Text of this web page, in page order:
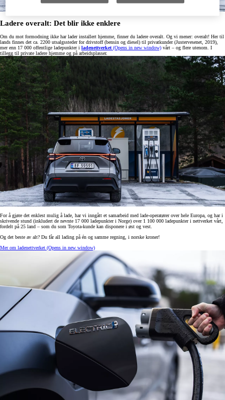
Ladere overalt: Det blir ikke enklere
Om du mot formodning ikke har lader installert hjemme, finner du ladere overalt. Og vi mener: overalt! Her til
lands finnes det ca. 2200 utsalgssteder for drivstoff (bensin og diesel) til privatkunder (Justervesenet, 2019),
mer enn 17 000 offentlige ladepunkter i ladenettverket(Opens in new window) vårt – og flere utenom. I
tillegg til private ladere hjemme og på arbeidsplasser.
For å gjøre det enklest mulig å lade, har vi inngått et samarbeid med lade-operatører over hele Europa, og har i
skrivende stund (inkludert de nevnte 17 000 ladepunkter i Norge) over 1 100 000 ladepunkter i nettverket vårt,
fordelt på 25 land – som du som Toyota-kunde kan disponere i øst og vest.
Og det beste av alt? Du får all lading på én og samme regning, i norske kroner!
Mer om ladenettverket (Opens in new window)